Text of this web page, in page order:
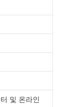
및 온라인